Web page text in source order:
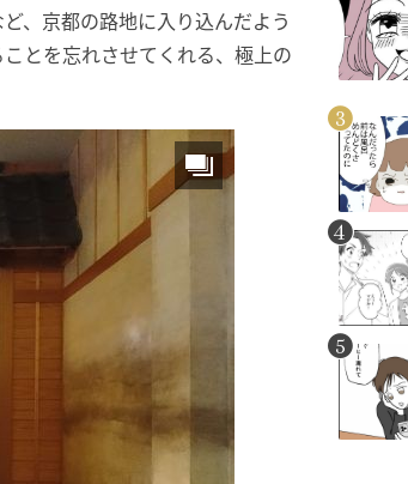
、京都の路地に入り込んだよう
とを忘れさせてくれる、極上の